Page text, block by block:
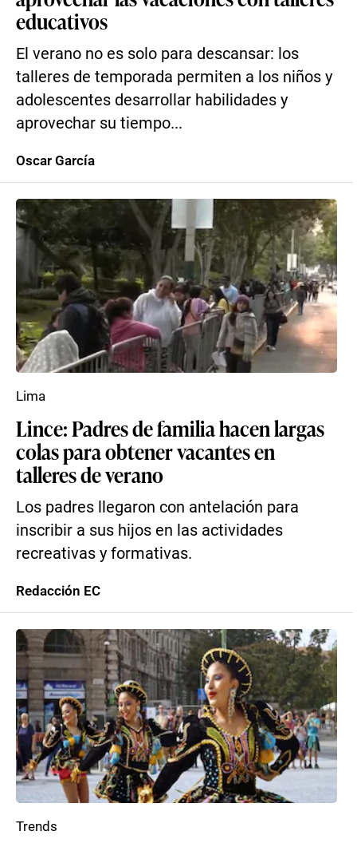
educativos
El verano no es solo para descansar: los
talleres de temporada permiten a los niños y
adolescentes desarrollar habilidades y
aprovechar su tiempo...
Oscar García
Lince: Padres de familia hacen largas
colas para obtener vacantes en
talleres de verano
Los padres llegaron con antelación para
inscribir a sus hijos en las actividades
recreativas y formativas.
Lima
Redacción EC
Trends